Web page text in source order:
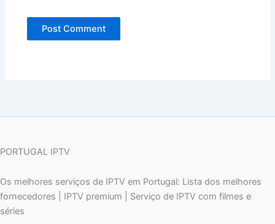
PORTUGAL IPTV
Os melhores serviços de IPTV em Portugal: Lista dos melhores
fornecedores | IPTV premium | Serviço de IPTV com filmes e
séries